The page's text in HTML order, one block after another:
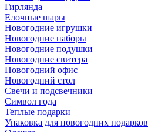
Гирлянда
Елочные шары
Новогодние игрушки
Новогодние наборы
Новогодние подушки
Новогодние свитера
Новогодний офис
Новогодний стол
Свечи и подсвечники
Символ года
Теплые подарки
Упаковка для новогодних подарков